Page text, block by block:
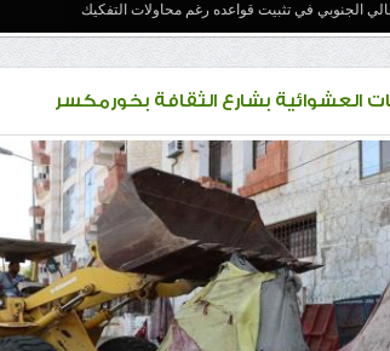
الجنوبي في تثبيت قواعده رغم محاولات التفكيك
العشوائية بشارع الثقافة بخورمكسر